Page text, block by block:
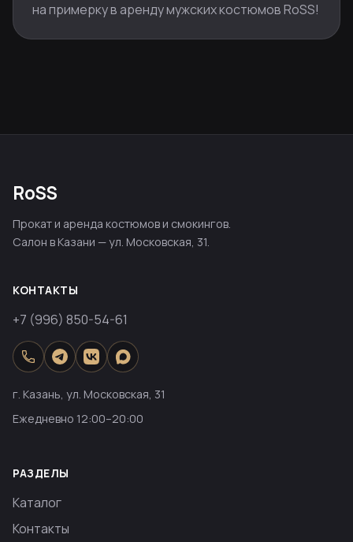
на примерку в аренду мужских костюмов RoSS!
RoSS
Прокат и аренда костюмов и смокингов.
Салон в Казани — ул. Московская, 31.
КОНТАКТЫ
+7 (996) 850-54-61
г. Казань, ул. Московская, 31
Ежедневно 12:00–20:00
РАЗДЕЛЫ
Каталог
Контакты